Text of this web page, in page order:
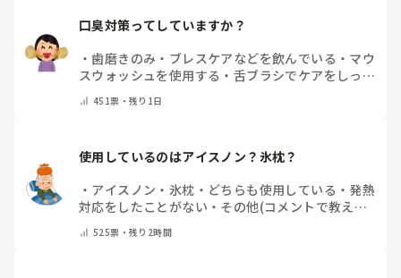
口臭対策ってしていますか？
・歯磨きのみ ・ ブレスケアなどを飲んでいる ・ マウ
スウォッシュを使用する ・ 舌ブラシでケアをしっか
りする
フリスクをかじる
いない・その他（コメントで教えてください）
451票・残り1日
使用しているのはアイスノン？氷枕？
・ アイスノン ・ 氷枕 ・ どちらも使用している ・ 発熱
対応をしたことがない ・ その他(コメントで教えて
ください)
525票・残り2時間